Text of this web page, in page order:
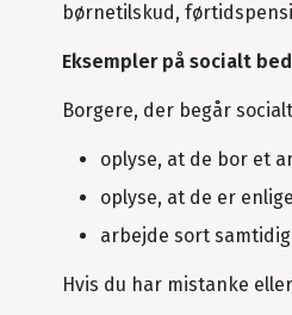
børnetilskud,
Eksempler på socialt
Borgere, der begår
oplyse, at de bor et
oplyse, at de er
arbejde sort
Hvis du har mistanke